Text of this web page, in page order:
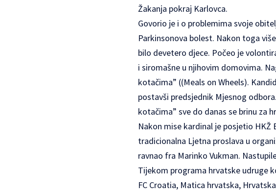
Žakanja pokraj Karlovca.
Govorio je i o problemima svoje
Parkinsonova bolest. Nakon toga
bilo devetero djece. Počeo je
i siromašne u njihovim domovima.
kotačima” ((Meals on Wheels).
postavši predsjednik Mjesnog
kotačima” sve do danas se brinu za
Nakon mise kardinal je posjetio HKŽ
tradicionalna Ljetna proslava u
ravnao fra Marinko Vukman.
Tijekom programa hrvatske udruge
FC Croatia, Matica hrvatska,